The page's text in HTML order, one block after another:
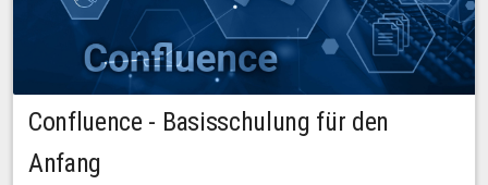
Confluence - Basisschulung für den
Anfang